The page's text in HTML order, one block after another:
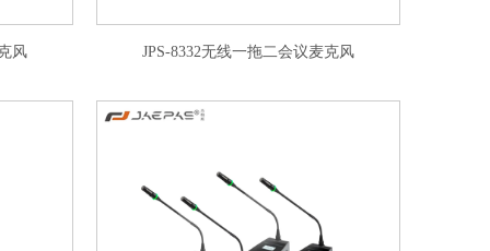
风 JPS-8332无线一拖二会议麦克风